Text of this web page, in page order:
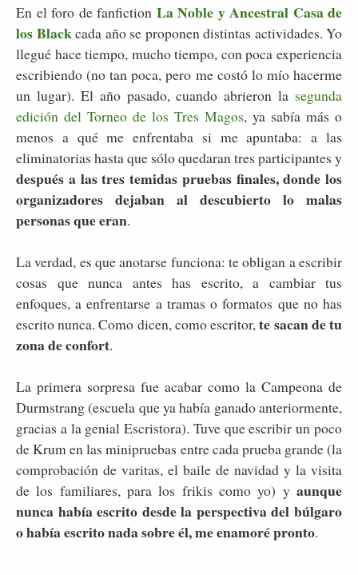
En el foro de fanfiction La Noble y Ancestral Casa de
los Blackcada año se proponen distintas actividades. Yo
llegué hace tiempo, mucho tiempo, con poca experiencia
escribiendo (no tan poca, pero me costó lo mío hacerme
un lugar). El año pasado, cuando abrieron la segunda
edición del Torneo de los Tres Magos, ya sabía más o
menos a qué me enfrentaba si me apuntaba: a las
eliminatorias hasta que sólo quedaran tres participantes y
después a las tres temidas pruebas finales, donde los
organizadores dejaban al descubierto lo malas
personas que eran.
La verdad, es que anotarse funciona: te obligan a escribir
cosas que nunca antes has escrito, a cambiar tus
enfoques, a enfrentarse a tramas o formatos que no has
escrito nunca. Como dicen, como escritor,te sacan de tu
zona de confort.
La primera sorpresa fue acabar como la Campeona de
Durmstrang (escuela que ya había ganado anteriormente,
gracias a la genial Escristora). Tuve que escribir un poco
de Krum en las minipruebas entre cada prueba grande (la
comprobación de varitas, el baile de navidad y la visita
de los familiares, para los frikis como yo) y aunque
nunca había escrito desde la perspectiva del búlgaro
o había escrito nada sobre él, me enamoré pronto.